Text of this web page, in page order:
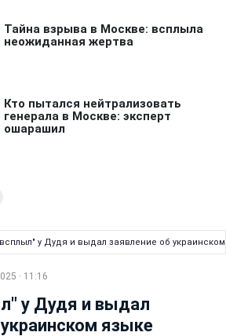
у Дудя и выдал заявление об
· 11:16
у Дудя и выдал
языке